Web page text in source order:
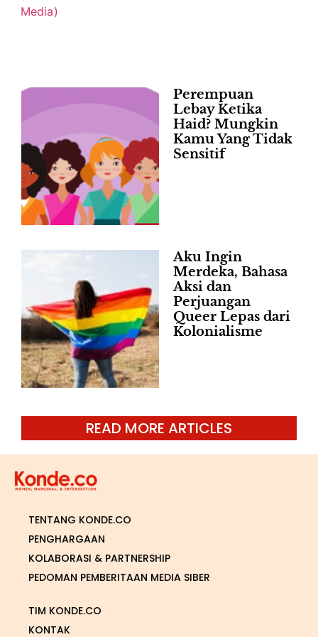
Perempuan
Lebay Ketika
Haid? Mungkin
Kamu Yang Tidak
Sensitif
Aku Ingin
Merdeka, Bahasa
Aksi dan
Perjuangan
Queer Lepas dari
Kolonialisme
READ MORE ARTICLES
TENTANG KONDE.CO
PENGHARGAAN
KOLABORASI & PARTNERSHIP
PEDOMAN PEMBERITAAN MEDIA SIBER
TIM KONDE.CO
KONTAK